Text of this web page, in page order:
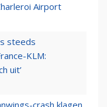
Airport
steeds
KLM:
uit’